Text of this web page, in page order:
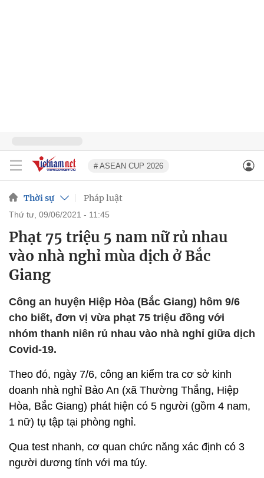
# ASEAN CUP 2026
Thời sự Pháp luật
thứ tư, 09/06/2021 - 11:45
Phạt 75 triệu 5 nam nữ rủ nhau
vào nhà nghỉ mùa dịch ở Bắc
Giang
Công an huyện Hiệp Hòa (Bắc Giang) hôm 9/6
cho biết, đơn vị vừa phạt 75 triệu đồng với
nhóm thanh niên rủ nhau vào nhà nghỉ giữa dịch
Covid-19.
Theo đó, ngày 7/6, công an kiểm tra cơ sở kinh
doanh nhà nghỉ Bảo An (xã Thường Thắng, Hiệp
Hòa, Bắc Giang) phát hiện có 5 người (gồm 4 nam,
1 nữ) tụ tập tại phòng nghỉ.
Qua test nhanh, cơ quan chức năng xác định có 3
người dương tính với ma túy.